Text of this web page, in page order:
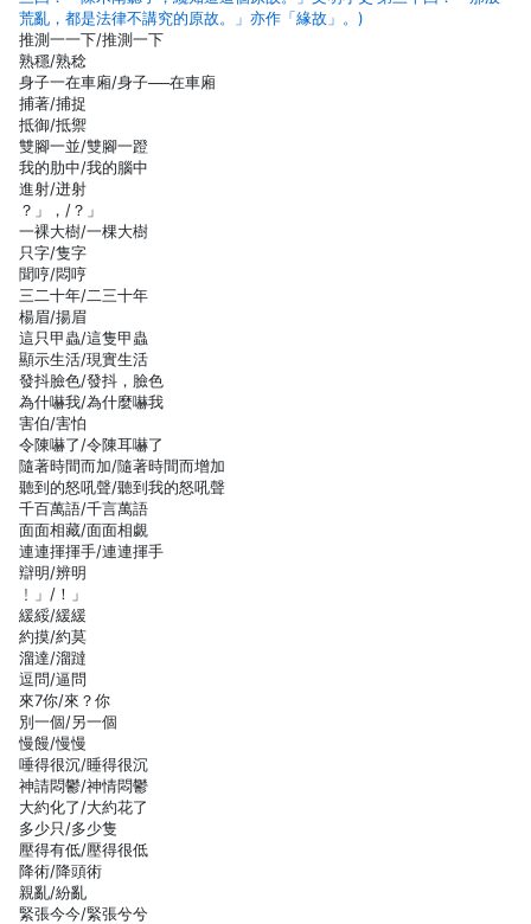
荒亂，都是法律不講究的原故。」亦作「緣故」。)
推測一一下/推測一下
熟穩/熟稔
身子一在車廂/身子──在車廂
捕著/捕捉
抵御/抵禦
雙腳一並/雙腳一蹬
我的肋中/我的腦中
進射/迸射
？」，/？」
一裸大樹/一棵大樹
只字/隻字
聞哼/悶哼
三二十年/二三十年
楊眉/揚眉
這只甲蟲/這隻甲蟲
顯示生活/現實生活
發抖臉色/發抖，臉色
為什嚇我/為什麼嚇我
害伯/害怕
令陳嚇了/令陳耳嚇了
隨著時間而加/隨著時間而增加
聽到的怒吼聲/聽到我的怒吼聲
千百萬語/千言萬語
面面相藏/面面相覷
連連揮揮手/連連揮手
辯明/辨明
﹗」/！」
緩綏/緩緩
約摸/約莫
溜達/溜躂
逗問/逼問
來7你/來？你
別一個/另一個
慢饅/慢慢
唾得很沉/睡得很沉
神請悶鬱/神情悶鬱
大約化了/大約花了
多少只/多少隻
壓得有低/壓得很低
降術/降頭術
親亂/紛亂
緊張今今/緊張兮兮